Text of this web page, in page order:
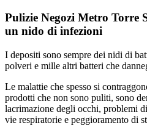
Pulizie Negozi Metro Torre
un nido di infezioni
I depositi sono sempre dei nidi di
polveri e mille altri batteri che
Le malattie che spesso si
prodotti che non sono puliti, sono
lacrimazione degli occhi, problemi
vie respiratorie e peggioramento di